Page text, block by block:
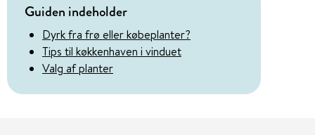
Guiden indeholder
Dyrk fra frø eller købeplanter?
Tips til køkkenhaven i vinduet
Valg af planter